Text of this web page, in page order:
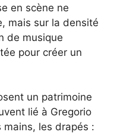
en scène ne
mais sur la densité
de musique
pour créer un
un patrimoine
lié à Gregorio
mains, les drapés :